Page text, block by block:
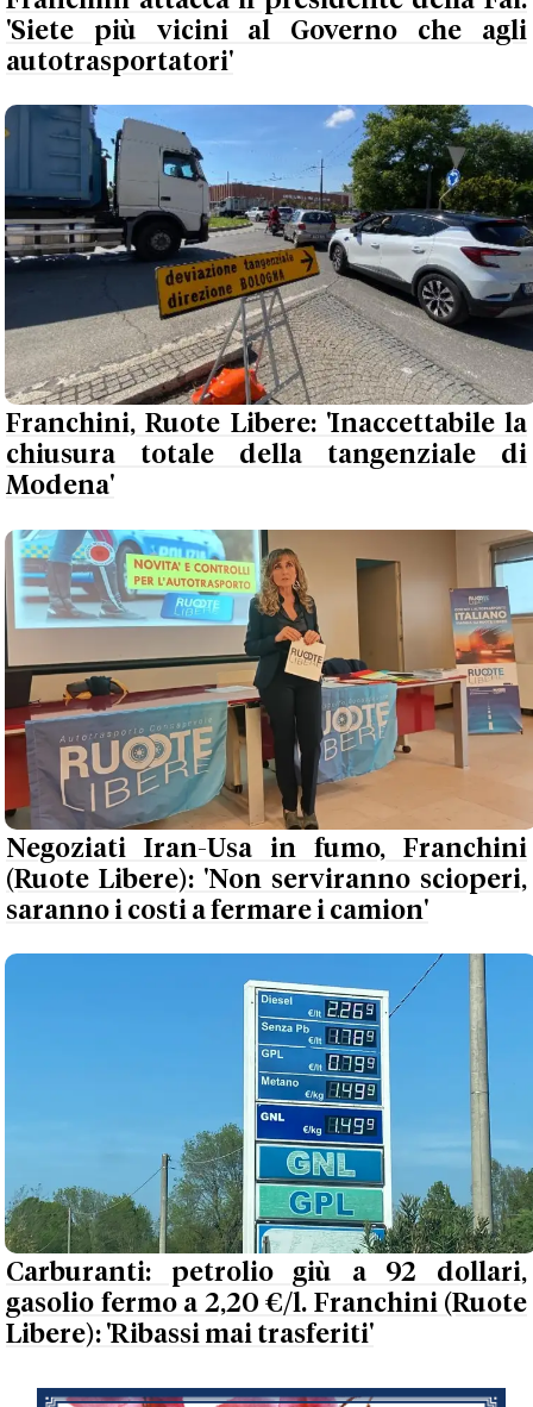
'Siete più vicini al Governo che agli
autotrasportatori'
Franchini, Ruote Libere: 'Inaccettabile la
chiusura totale della tangenziale di
Modena'
Negoziati Iran-Usa in fumo, Franchini
(Ruote Libere): 'Non serviranno scioperi,
saranno i costi a fermare i camion'
Carburanti: petrolio giù a 92 dollari,
gasolio fermo a 2,20 €/l. Franchini (Ruote
Libere): 'Ribassi mai trasferiti'